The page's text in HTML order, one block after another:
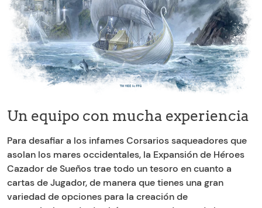
Un equipo con mucha experiencia
Para desafiar a los infames Corsarios saqueadores que
asolan los mares occidentales, la Expansión de Héroes
Cazador de Sueños trae todo un tesoro en cuanto a
cartas de Jugador, de manera que tienes una gran
variedad de opciones para la creación de